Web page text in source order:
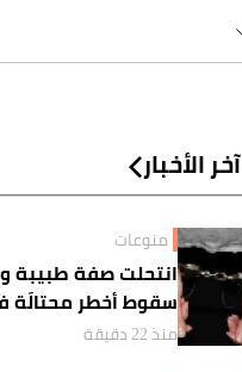
آخر الأخبار
منوعات
انتحلت صفة طبيبة
سقوط أخطر محتالَة
منذ 22 دقيقة